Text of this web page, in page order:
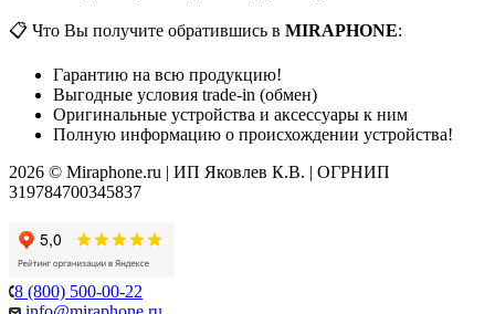
📋 Что Вы получите обратившись в MIRAPHONE:
Гарантию на всю продукцию!
Выгодные условия trade-in (обмен)
Оригинальные устройства и аксессуары к ним
Полную информацию о происхождении устройства!
2026 © Miraphone.ru | ИП Яковлев К.В. | ОГРНИП
319784700345837
8 (800) 500-00-22